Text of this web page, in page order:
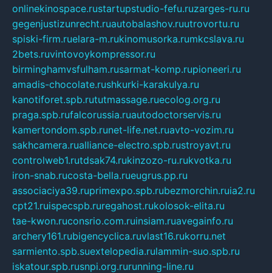
onlinekinospace.rustartupstudio-fefu.ruzarges-ru.ru
gegenjustizunrecht.ruautobalashov.ruutrovortu.ru
spiski-firm.ruelara-m.rukinomusorka.rumkcslava.ru
2bets.ruvintovoykompressor.ru
birminghamvsfulham.rusarmat-komp.rupioneeri.ru
amadis-chocolate.rushkurki-karakulya.ru
kanotiforet.spb.rututmassage.ruecolog.org.ru
praga.spb.rufalcorussia.ruautodoctorservis.ru
kamertondom.spb.runet-life.net.ruavto-vozim.ru
sakhcamera.rualliance-electro.spb.rustroyavt.ru
controlweb1.rutdsak74.rukinzozo-ru.rukvotka.ru
iron-snab.rucosta-bella.rueugrus.pp.ru
associaciya39.ruprimexpo.spb.rubezmorchin.ruia2.ru
cpt21.ruispecspb.ruregahost.rukolosok-elita.ru
tae-kwon.ruconsrio.com.ruinsiam.ruavegainfo.ru
archery161.rubigencyclica.ruvlast16.rukorru.net
sarmiento.spb.suextelopedia.rulammin-suo.spb.ru
iskatour.spb.rusnpi.org.rurunning-line.ru